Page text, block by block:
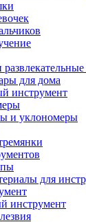
для дома
инструмент
и уклономеры
для
инструмент